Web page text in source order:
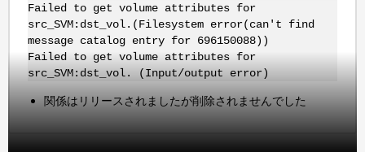
Failed to get volume attributes for
src_SVM:dst_vol.(Filesystem error(can't find
message catalog entry for 696150088))
Failed to get volume attributes for
src_SVM:dst_vol. (Input/output error)
関係はリリースされましたが削除されませんでした